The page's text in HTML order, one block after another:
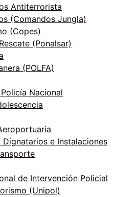
Antiterrorista
(Comandos Jungla)
(Copes)
(Ponalsar)
(POLFA)
Nacional
e Instalaciones
de Intervención Policial
(Unipol)